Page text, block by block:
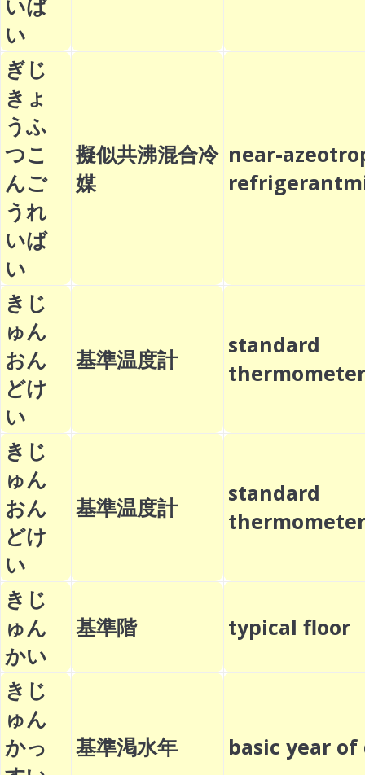
いば
い
ぎじ
きょ
うふ
つこ
んご
うれ
いば
い
擬似共沸混合冷
媒
near-
きじ
ゅん
おん
どけ
い
基準温度計
standard
きじ
ゅん
おん
どけ
い
基準温度計
standard
きじ
ゅん
かい
基準階 typical
きじ
ゅん
かっ
基準渇水年 basic year